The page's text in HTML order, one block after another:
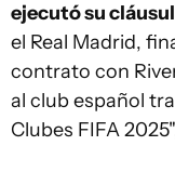
ejecutó su
el Real Madrid,
contrato con
al club español
Clubes FIFA